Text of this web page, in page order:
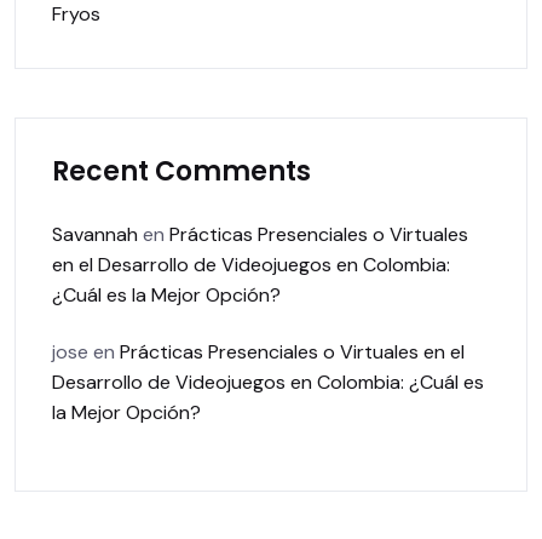
Fryos
Recent Comments
Savannah en Prácticas Presenciales o Virtuales
en el Desarrollo de Videojuegos en Colombia:
¿Cuál es la Mejor Opción?
jose en Prácticas Presenciales o Virtuales en el
Desarrollo de Videojuegos en Colombia: ¿Cuál es
la Mejor Opción?